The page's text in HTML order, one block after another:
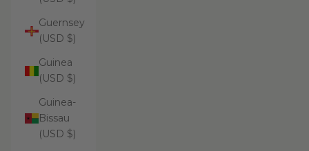
Guernsey
(USD $)
Guinea
(USD $)
Guinea-
Bissau
(USD $)